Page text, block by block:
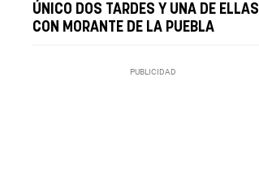
ÚNICO DOS TARDES Y UNA DE ELLAS
CON MORANTE DE LA PUEBLA